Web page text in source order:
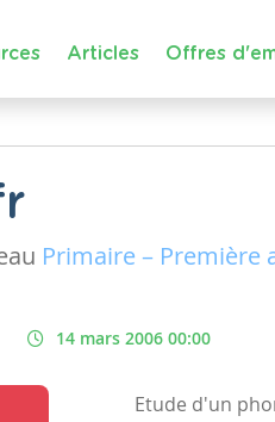
Articles Offres
Primaire – Première
14 mars 2006 00:00
Etude d'un